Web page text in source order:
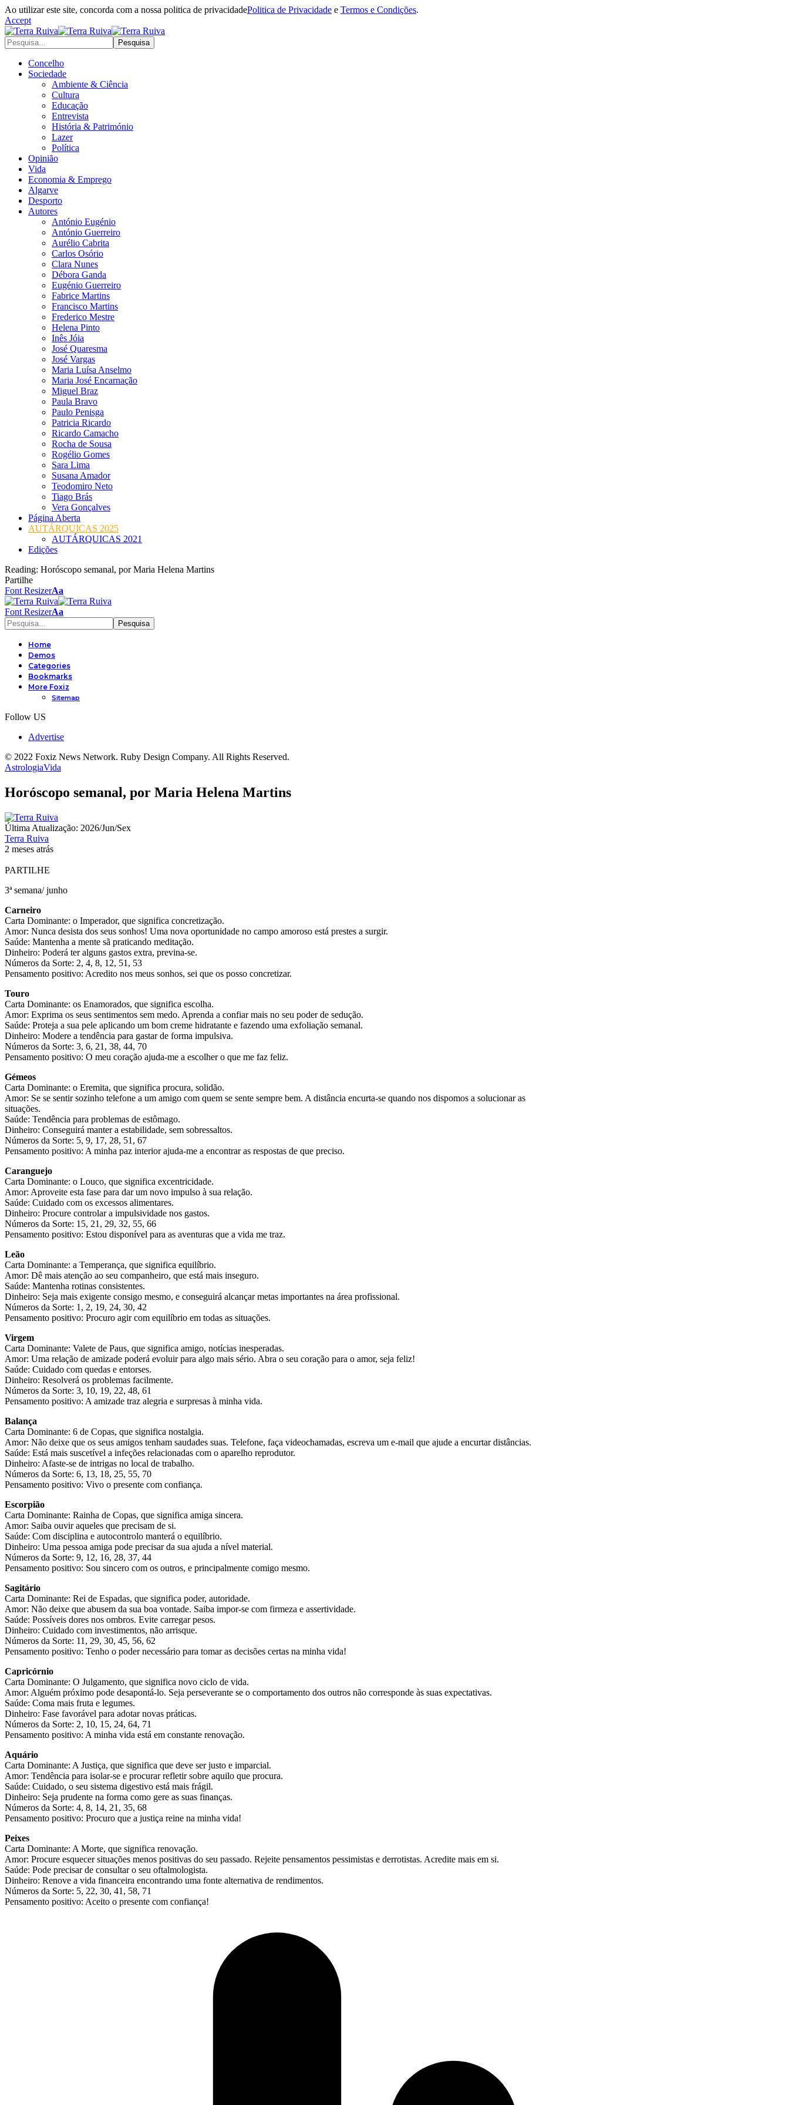
Ao utilizar este site, concorda com a nossa politica de privacidadePolitica de Privacidade e Termos e Condições.
Accept
Concelho
Sociedade
Ambiente & Ciência
Cultura
Educação
Entrevista
História & Património
Lazer
Política
Opinião
Vida
Economia & Emprego
Algarve
Desporto
Autores
António Eugénio
António Guerreiro
Aurélio Cabrita
Carlos Osório
Clara Nunes
Débora Ganda
Eugénio Guerreiro
Fabrice Martins
Francisco Martins
Frederico Mestre
Helena Pinto
Inês Jóia
José Quaresma
José Vargas
Maria Luísa Anselmo
Maria José Encarnação
Miguel Braz
Paula Bravo
Paulo Penisga
Patricia Ricardo
Ricardo Camacho
Rocha de Sousa
Rogélio Gomes
Sara Lima
Susana Amador
Teodomiro Neto
Tiago Brás
Vera Gonçalves
Página Aberta
AUTÁRQUICAS 2025
AUTÁRQUICAS 2021
Edições
Reading: Horóscopo semanal, por Maria Helena Martins
Partilhe
Font ResizerAa
Font ResizerAa
Home
Demos
Categories
Bookmarks
More Foxiz
Sitemap
Follow US
Advertise
© 2022 Foxiz News Network. Ruby Design Company. All Rights Reserved.
AstrologiaVida
Horóscopo semanal, por Maria Helena Martins
Última Atualização: 2026/Jun/Sex
Terra Ruiva
2 meses atrás
PARTILHE
3ª semana/ junho
Carneiro
Carta Dominante: o Imperador, que significa concretização.
Amor: Nunca desista dos seus sonhos! Uma nova oportunidade no campo amoroso está prestes a surgir.
Saúde: Mantenha a mente sã praticando meditação.
Dinheiro: Poderá ter alguns gastos extra, previna-se.
Números da Sorte: 2, 4, 8, 12, 51, 53
Pensamento positivo: Acredito nos meus sonhos, sei que os posso concretizar.
Touro
Carta Dominante: os Enamorados, que significa escolha.
Amor: Exprima os seus sentimentos sem medo. Aprenda a confiar mais no seu poder de sedução.
Saúde: Proteja a sua pele aplicando um bom creme hidratante e fazendo uma exfoliação semanal.
Dinheiro: Modere a tendência para gastar de forma impulsiva.
Números da Sorte: 3, 6, 21, 38, 44, 70
Pensamento positivo: O meu coração ajuda-me a escolher o que me faz feliz.
Gémeos
Carta Dominante: o Eremita, que significa procura, solidão.
Amor: Se se sentir sozinho telefone a um amigo com quem se sente sempre bem. A distância encurta-se quando nos dispomos a solucionar as
situações.
Saúde: Tendência para problemas de estômago.
Dinheiro: Conseguirá manter a estabilidade, sem sobressaltos.
Números da Sorte: 5, 9, 17, 28, 51, 67
Pensamento positivo: A minha paz interior ajuda-me a encontrar as respostas de que preciso.
Caranguejo
Carta Dominante: o Louco, que significa excentricidade.
Amor: Aproveite esta fase para dar um novo impulso à sua relação.
Saúde: Cuidado com os excessos alimentares.
Dinheiro: Procure controlar a impulsividade nos gastos.
Números da Sorte: 15, 21, 29, 32, 55, 66
Pensamento positivo: Estou disponível para as aventuras que a vida me traz.
Leão
Carta Dominante: a Temperança, que significa equilíbrio.
Amor: Dê mais atenção ao seu companheiro, que está mais inseguro.
Saúde: Mantenha rotinas consistentes.
Dinheiro: Seja mais exigente consigo mesmo, e conseguirá alcançar metas importantes na área profissional.
Números da Sorte: 1, 2, 19, 24, 30, 42
Pensamento positivo: Procuro agir com equilíbrio em todas as situações.
Virgem
Carta Dominante: Valete de Paus, que significa amigo, notícias inesperadas.
Amor: Uma relação de amizade poderá evoluir para algo mais sério. Abra o seu coração para o amor, seja feliz!
Saúde: Cuidado com quedas e entorses.
Dinheiro: Resolverá os problemas facilmente.
Números da Sorte: 3, 10, 19, 22, 48, 61
Pensamento positivo: A amizade traz alegria e surpresas à minha vida.
Balança
Carta Dominante: 6 de Copas, que significa nostalgia.
Amor: Não deixe que os seus amigos tenham saudades suas. Telefone, faça videochamadas, escreva um e-mail que ajude a encurtar distâncias.
Saúde: Está mais suscetível a infeções relacionadas com o aparelho reprodutor.
Dinheiro: Afaste-se de intrigas no local de trabalho.
Números da Sorte: 6, 13, 18, 25, 55, 70
Pensamento positivo: Vivo o presente com confiança.
Escorpião
Carta Dominante: Rainha de Copas, que significa amiga sincera.
Amor: Saiba ouvir aqueles que precisam de si.
Saúde: Com disciplina e autocontrolo manterá o equilíbrio.
Dinheiro: Uma pessoa amiga pode precisar da sua ajuda a nível material.
Números da Sorte: 9, 12, 16, 28, 37, 44
Pensamento positivo: Sou sincero com os outros, e principalmente comigo mesmo.
Sagitário
Carta Dominante: Rei de Espadas, que significa poder, autoridade.
Amor: Não deixe que abusem da sua boa vontade. Saiba impor-se com firmeza e assertividade.
Saúde: Possíveis dores nos ombros. Evite carregar pesos.
Dinheiro: Cuidado com investimentos, não arrisque.
Números da Sorte: 11, 29, 30, 45, 56, 62
Pensamento positivo: Tenho o poder necessário para tomar as decisões certas na minha vida!
Capricórnio
Carta Dominante: O Julgamento, que significa novo ciclo de vida.
Amor: Alguém próximo pode desapontá-lo. Seja perseverante se o comportamento dos outros não corresponde às suas expectativas.
Saúde: Coma mais fruta e legumes.
Dinheiro: Fase favorável para adotar novas práticas.
Números da Sorte: 2, 10, 15, 24, 64, 71
Pensamento positivo: A minha vida está em constante renovação.
Aquário
Carta Dominante: A Justiça, que significa que deve ser justo e imparcial.
Amor: Tendência para isolar-se e procurar refletir sobre aquilo que procura.
Saúde: Cuidado, o seu sistema digestivo está mais frágil.
Dinheiro: Seja prudente na forma como gere as suas finanças.
Números da Sorte: 4, 8, 14, 21, 35, 68
Pensamento positivo: Procuro que a justiça reine na minha vida!
Peixes
Carta Dominante: A Morte, que significa renovação.
Amor: Procure esquecer situações menos positivas do seu passado. Rejeite pensamentos pessimistas e derrotistas. Acredite mais em si.
Saúde: Pode precisar de consultar o seu oftalmologista.
Dinheiro: Renove a vida financeira encontrando uma fonte alternativa de rendimentos.
Números da Sorte: 5, 22, 30, 41, 58, 71
Pensamento positivo: Aceito o presente com confiança!